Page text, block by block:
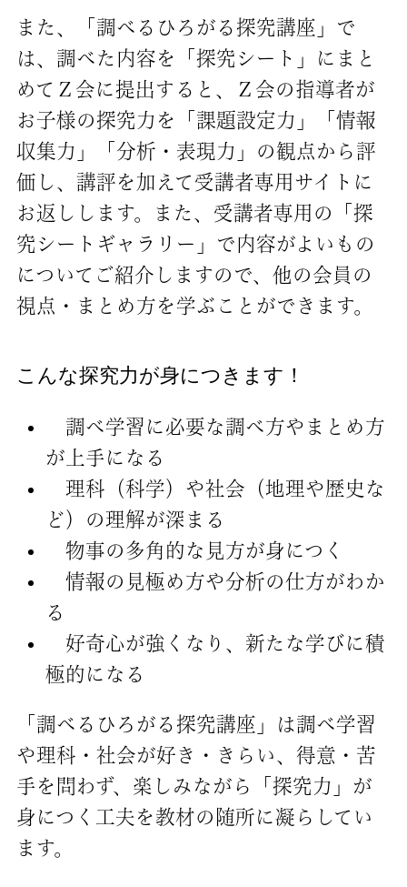
また、「調べるひろがる探究講座」で
は、調べた内容を「探究シート」にまと
めてＺ会に提出すると、Ｚ会の指導者が
お子様の探究力を「課題設定力」「情報
収集力」「分析・表現力」の観点から評
価し、講評を加えて受講者専用サイトに
お返しします。また、受講者専用の「探
究シートギャラリー」で内容がよいもの
についてご紹介しますので、他の会員の
視点・まとめ方を学ぶことができます。
こんな探究力が身につきます！
調べ学習に必要な調べ方やまとめ方
が上手になる
理科（科学）や社会（地理や歴史な
ど）の理解が深まる
物事の多角的な見方が身につく
情報の見極め方や分析の仕方がわか
る
好奇心が強くなり、新たな学びに積
極的になる
「調べるひろがる探究講座」は調べ学習
や理科・社会が好き・きらい、得意・苦
手を問わず、楽しみながら「探究力」が
身につく工夫を教材の随所に凝らしてい
ます。